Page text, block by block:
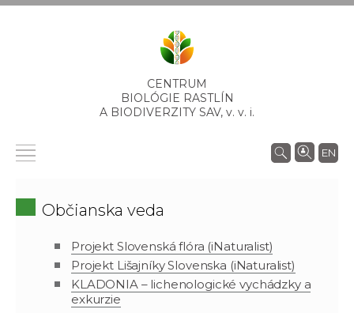
CENTRUM
BIOLÓGIE RASTLÍN
A BIODIVERZITY SAV, v. v. i.
EN
Občianska veda
Projekt Slovenská flóra (iNaturalist)
Projekt Lišajníky Slovenska (iNaturalist)
KLADONIA – lichenologické vychádzky a
exkurzie